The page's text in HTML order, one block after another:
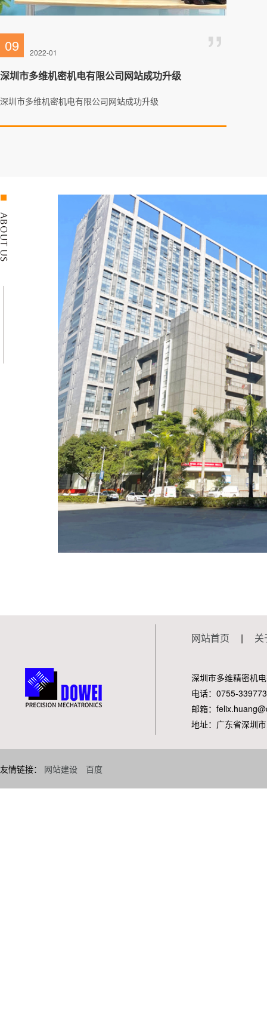
09 2022-01
深圳市多维机密机电有限公司网站成功升级
深圳市多维机密机电有限公司网站成功升级
网站首页 | 关
深圳市多维精密机
电话：0755-
邮箱：
地址：广东省深圳
友情链接： 网站建设 百度